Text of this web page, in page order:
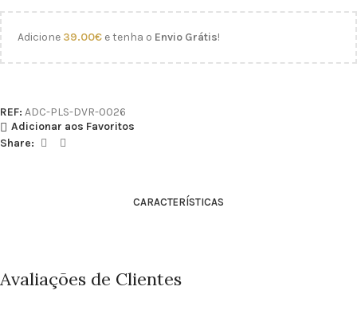
Adicione 39.00€ e tenha o Envio Grátis!
REF: ADC-PLS-DVR-0026
Adicionar aos Favoritos
Share:
CARACTERÍSTICAS
Avaliações de Clientes